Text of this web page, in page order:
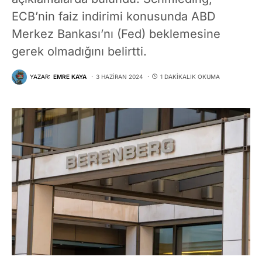
ECB’nin faiz indirimi konusunda ABD
Merkez Bankası’nı (Fed) beklemesine
gerek olmadığını belirtti.
YAZAR: EMRE KAYA 3 HAZIRAN 2024 1 DAKIKALIK OKUMA